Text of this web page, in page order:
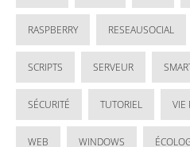
RASPBERRY RESEAUSOCIAL
SCRIPTS SERVEUR
SÉCURITÉ TUTORIEL VIE
WEB WINDOWS